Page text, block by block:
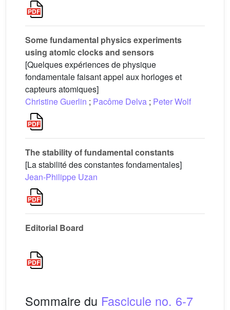
Some fundamental physics experiments
using atomic clocks and sensors
[Quelques expériences de physique
fondamentale faisant appel aux horloges et
capteurs atomiques]
Christine Guerlin ; Pacôme Delva ; Peter Wolf
The stability of fundamental constants
[La stabilité des constantes fondamentales]
Jean-Philippe Uzan
Editorial Board
Sommaire du Fascicule no. 6-7